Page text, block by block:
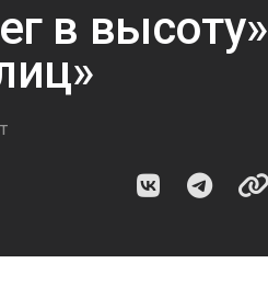
в высоту»